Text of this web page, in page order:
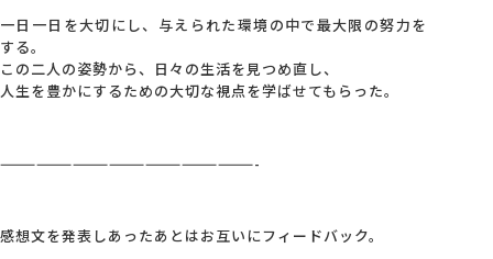
一日一日を大切にし、与えられた環境の中で最大限の努力を
する。
この二人の姿勢から、日々の生活を見つめ直し、
人生を豊かにするための大切な視点を学ばせてもらった。
—————————————————————-
感想文を発表しあったあとはお互いにフィードバック。